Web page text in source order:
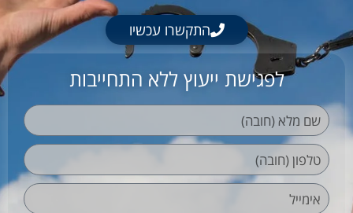
התקשרו עכשיו
לפגישת ייעוץ ללא התחייבות